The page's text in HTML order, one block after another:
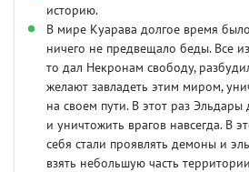
историю.
В мире Куарава долгое время
ничего не предвещало беды. Все
то дал Некронам свободу,
желают завладеть этим миром,
на своем пути. В этот раз
и уничтожить врагов навсегда. В
себя стали проявлять демоны и
взять небольшую часть